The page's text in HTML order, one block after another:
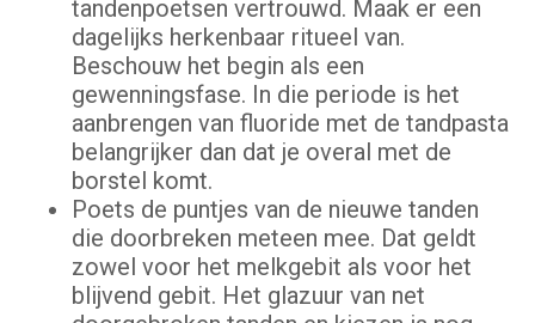
tandenpoetsen vertrouwd. Maak er een
dagelijks herkenbaar ritueel van.
Beschouw het begin als een
gewenningsfase. In die periode is het
aanbrengen van fluoride met de tandpasta
belangrijker dan dat je overal met de
borstel komt.
Poets de puntjes van de nieuwe tanden
die doorbreken meteen mee. Dat geldt
zowel voor het melkgebit als voor het
blijvend gebit. Het glazuur van net